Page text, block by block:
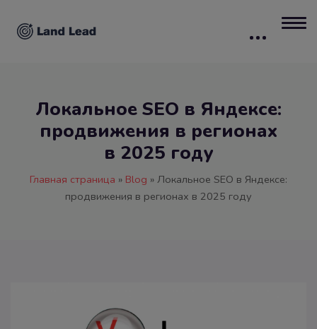
Локальное SEO в Яндексе:
продвижения в регионах
в 2025 году
Главная страница » Blog » Локальное SEO в Яндексе:
продвижения в регионах в 2025 году